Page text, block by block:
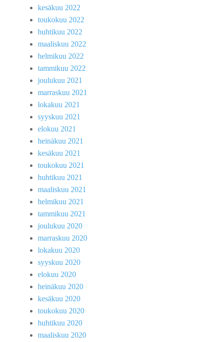
kesäkuu 2022
toukokuu 2022
huhtikuu 2022
maaliskuu 2022
helmikuu 2022
tammikuu 2022
joulukuu 2021
marraskuu 2021
lokakuu 2021
syyskuu 2021
elokuu 2021
heinäkuu 2021
kesäkuu 2021
toukokuu 2021
huhtikuu 2021
maaliskuu 2021
helmikuu 2021
tammikuu 2021
joulukuu 2020
marraskuu 2020
lokakuu 2020
syyskuu 2020
elokuu 2020
heinäkuu 2020
kesäkuu 2020
toukokuu 2020
huhtikuu 2020
maaliskuu 2020